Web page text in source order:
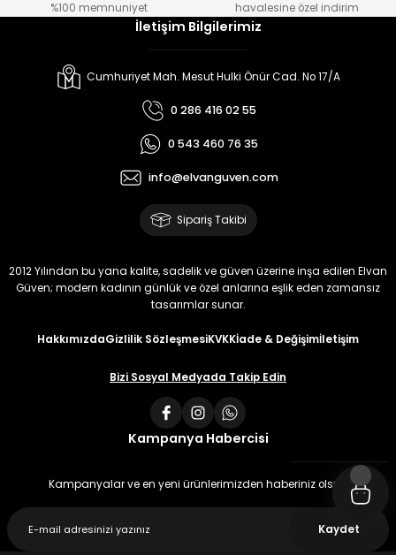
%100 memnuniyet
havalesine özel indirim
İletişim Bilgilerimiz
Cumhuriyet Mah. Mesut Hulki Önür Cad. No 17/A
0 286 416 02 55
0 543 460 76 35
info@elvanguven.com
Sipariş Takibi
2012 Yılından bu yana kalite, sadelik ve güven üzerine inşa edilen Elvan
Güven; modern kadının günlük ve özel anlarına eşlik eden zamansız
tasarımlar sunar.
HakkımızdaGizlilik SözleşmesiKVKKİade & Değişimİletişim
Bizi Sosyal Medyada Takip Edin
Kampanya Habercisi
Kampanyalar ve en yeni ürünlerimizden haberiniz olsun
Kaydet